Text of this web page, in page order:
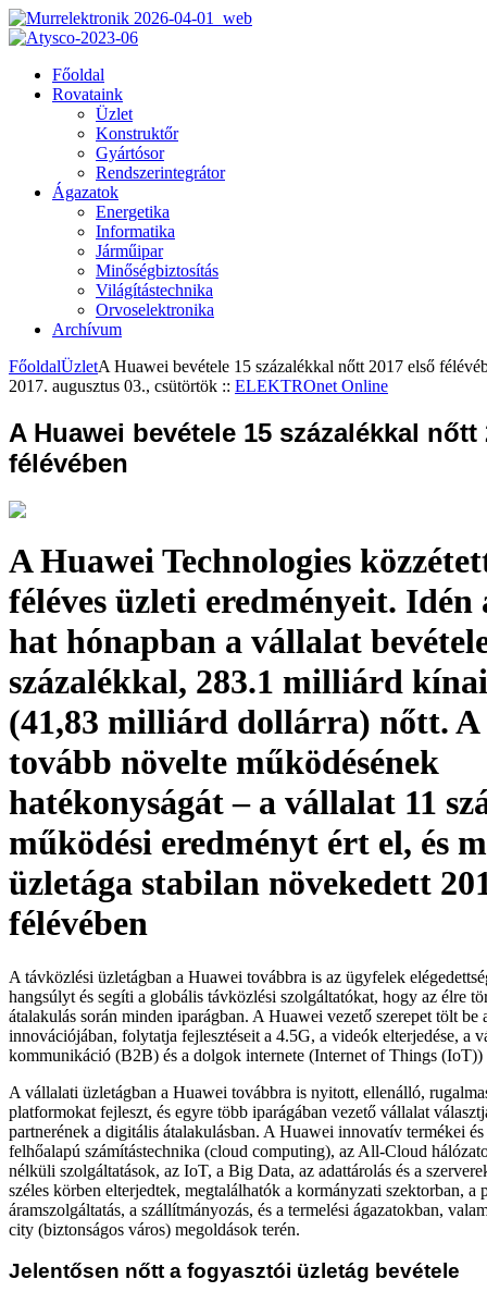
Főoldal
Rovataink
Üzlet
Konstruktőr
Gyártósor
Rendszerintegrátor
Ágazatok
Energetika
Informatika
Járműipar
Minőségbiztosítás
Világítástechnika
Orvoselektronika
Archívum
FőoldalÜzletA Huawei bevétele 15 százalékkal nőtt 2017 első
2017. augusztus 03., csütörtök :: ELEKTROnet Online
A Huawei bevétele 15 százalékkal nőtt
félévében
A Huawei Technologies
féléves üzleti eredményeit. Idén
hat hónapban a vállalat
százalékkal, 283.1 milliárd
(41,83 milliárd dollárra) nőtt. A
tovább növelte működésének
hatékonyságát – a vállalat 11
működési eredményt ért el, és
üzletága stabilan növekedett
félévében
A távközlési üzletágban a Huawei továbbra is az ügyfelek
hangsúlyt és segíti a globális távközlési szolgáltatókat, hogy az élre
átalakulás során minden iparágban. A Huawei vezető szerepet tölt be
innovációjában, folytatja fejlesztéseit a 4.5G, a videók elterjedése, a
kommunikáció (B2B) és a dolgok internete (Internet of Things (IoT))
A vállalati üzletágban a Huawei továbbra is nyitott, ellenálló,
platformokat fejleszt, és egyre több iparágában vezető vállalat
partnerének a digitális átalakulásban. A Huawei innovatív termékei és
felhőalapú számítástechnika (cloud computing), az All-Cloud
nélküli szolgáltatások, az IoT, a Big Data, az adattárolás és a
széles körben elterjedtek, megtalálhatók a kormányzati szektorban, a
áramszolgáltatás, a szállítmányozás, és a termelési ágazatokban,
city (biztonságos város) megoldások terén.
Jelentősen nőtt a fogyasztói üzletág bevétele